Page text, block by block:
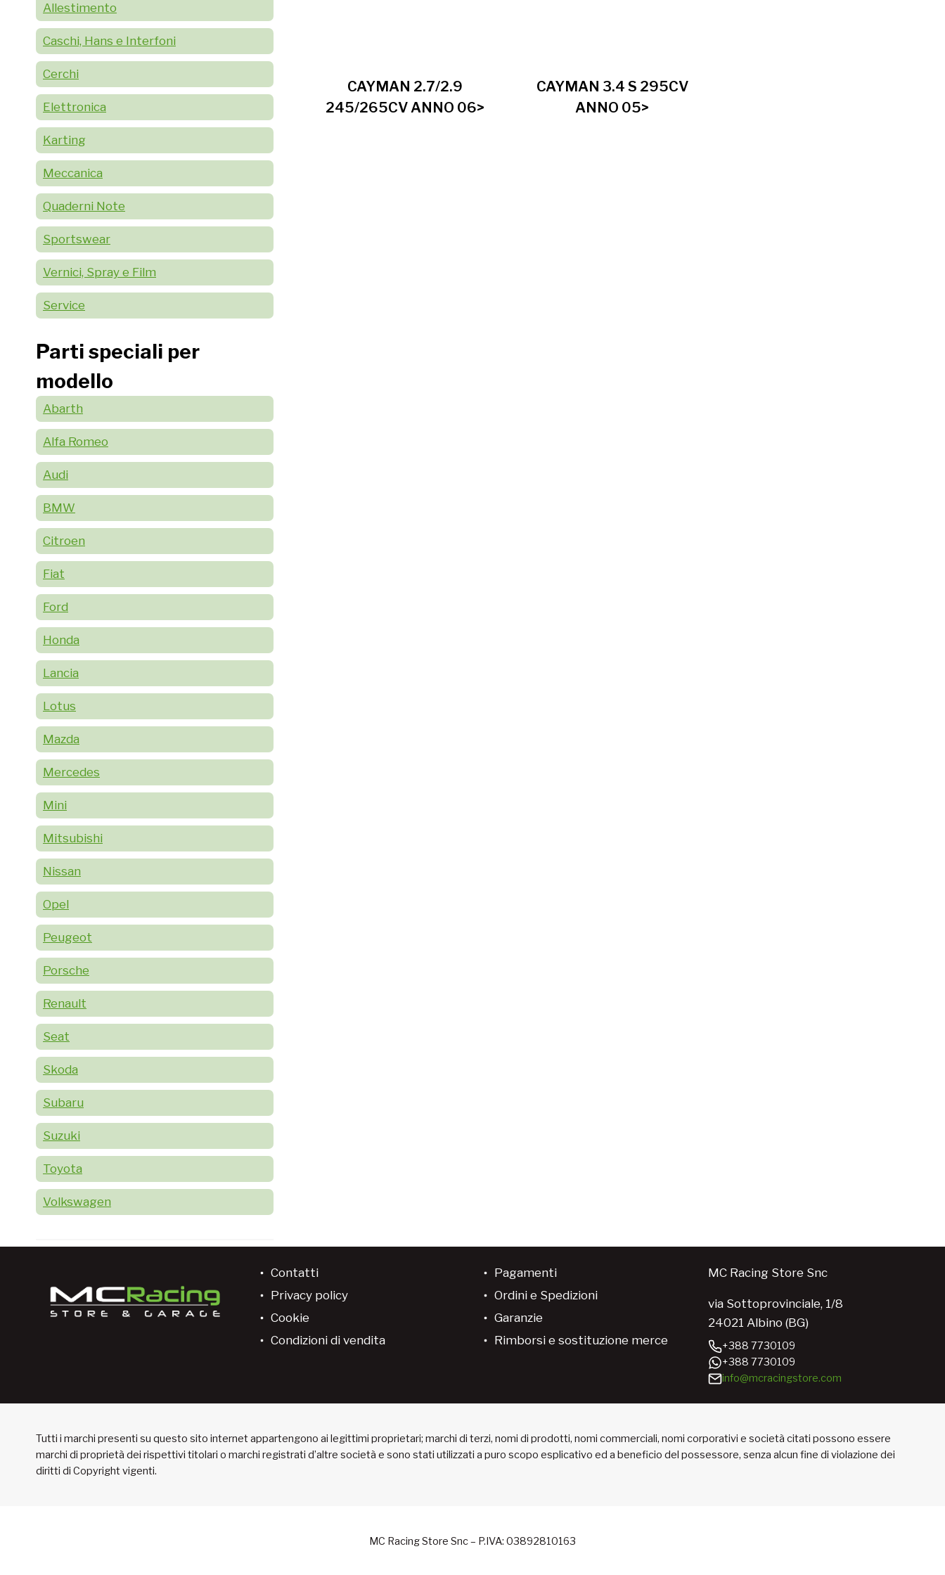
CAYMAN 2.7/2.9
245/265CV ANNO 06>
CAYMAN 3.4 S 295CV
ANNO 05>
Allestimento
Caschi, Hans e Interfoni
Cerchi
Elettronica
Karting
Meccanica
Quaderni Note
Sportswear
Vernici, Spray e Film
Service
Parti speciali per
modello
Abarth
Alfa Romeo
Audi
BMW
Citroen
Fiat
Ford
Honda
Lancia
Lotus
Mazda
Mercedes
Mini
Mitsubishi
Nissan
Opel
Peugeot
Porsche
Renault
Seat
Skoda
Subaru
Suzuki
Toyota
Volkswagen
Contatti
Privacy policy
Cookie
Condizioni di vendita
Pagamenti
Ordini e Spedizioni
Garanzie
Rimborsi e sostituzione merce
MC Racing Store Snc
via Sottoprovinciale, 1/8
24021 Albino (BG)
+388 7730109
+388 7730109
info@mcracingstore.com
Tutti i marchi presenti su questo sito internet appartengono ai legittimi proprietari; marchi di terzi, nomi di prodotti, nomi commerciali, nomi corporativi e società citati possono essere
marchi di proprietà dei rispettivi titolari o marchi registrati d’altre società e sono stati utilizzati a puro scopo esplicativo ed a beneficio del possessore, senza alcun fine di violazione dei
diritti di Copyright vigenti.
MC Racing Store Snc – P.IVA: 03892810163